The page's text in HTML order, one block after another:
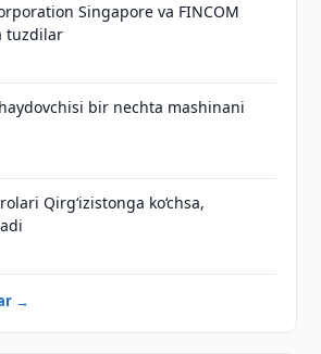
Singapore va FINCOM
tuzdilar
bir nechta mashinani
Qirg‘izistonga ko‘chsa,
→